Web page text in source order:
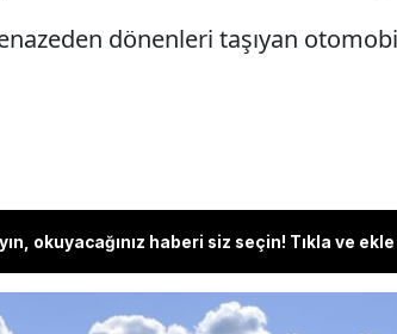
dönenleri taşıyan
okuyacağınız haberi siz seçin! Tıkla ve ekle